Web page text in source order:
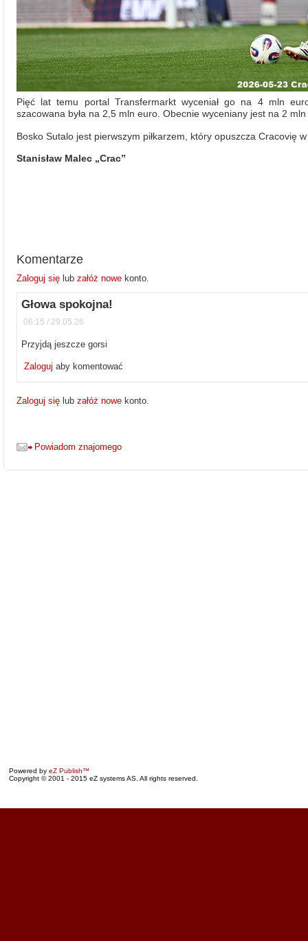
Pięć lat temu portal Transfermarkt wyceniał go na 4 mln
szacowana była na 2,5 mln euro. Obecnie wyceniany jest na 2
Bosko Sutalo jest pierwszym piłkarzem, który opuszcza Cracovię
Stanisław Malec „Crac”
Komentarze
Zaloguj się lub załóż nowe konto.
Głowa spokojna!
06:15 / 29.05.26
Przyjdą jeszcze gorsi
Zalogujaby komentować
Zaloguj się lub załóż nowe konto.
Powiadom znajomego
Powered by eZ Publish™
Copyright © 2001 - 2015 eZ systems AS. All rights reserved.